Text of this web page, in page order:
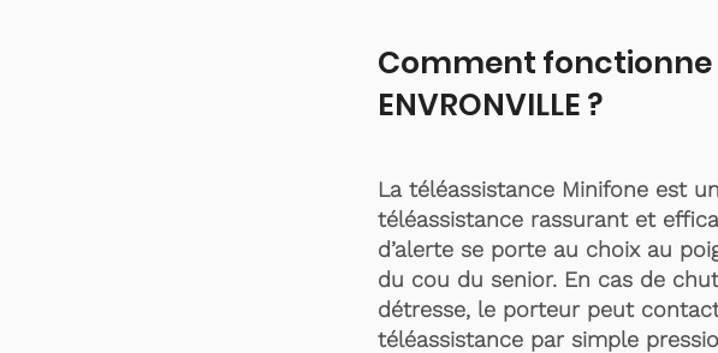
Comment
ENVRONVILLE ?
La téléassistance Minifone est
téléassistance rassurant et
d’alerte se porte au choix au
du cou du senior. En cas de
détresse, le porteur peut
téléassistance par simple